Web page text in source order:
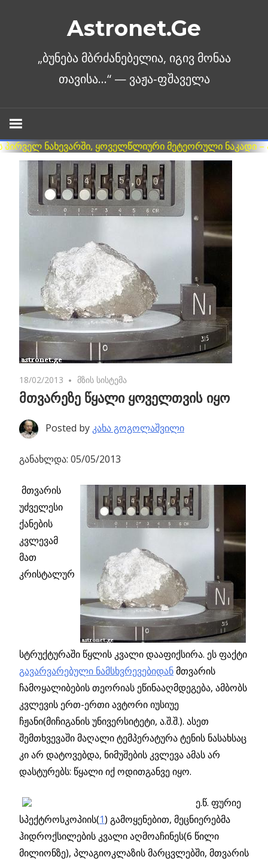
Astronet.Ge
18/02/2013 No comments
მზის სისტემა
მთვარეზე წყალი ყოველთვის იყო
Posted by კახა გოგოლაშვილი
განახლდა: 05/05/2013
მთვარის
უძველესი
ქანების
კვლევამ
მათ
კრისტალურ
სტრუქტურაში წყლის კვალი დააფიქსირა. ეს ფაქტი
გავარვარებული ნამსხვრევებიდანმთვარის
ჩამოყალიბების თეორიას ეწინააღმდეგება, ამბობს
კვლევის ერთ-ერთი ავტორი იუსიუე
ჩჟანი(მიჩიგანის უნივერსიტეტი, ა.შ.შ.). ასეთ
შემთხვევაში მაღალი ტემპერატურა ტენის ნასახსაც
კი არ დატოვებდა, ნიმუშების კვლევა ამას არ
დასტურებს: წყალი იქ ოდითგანვე იყო.
ე.წ. ფურიე
სპექტროსკოპიის(1) გამოყენებით, მეცნიერებმა
ჰიდროქსილების კვალი აღმოაჩინეს(6 წილი
მილიონზე), პლაგიოკლაზის მარცვლებში, მთვარის